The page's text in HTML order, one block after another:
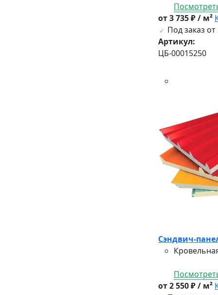
от 3 735 ₽ / м²
Под заказ от
Артикул:
ЦБ-00015250
Сэндвич-
от 2 550 ₽ / м²